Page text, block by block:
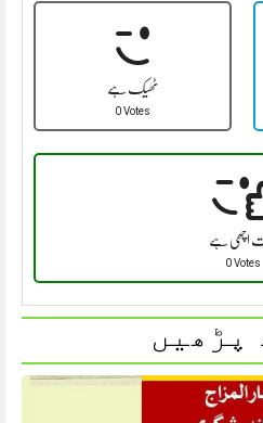
ٹھیک ہے
0 Votes
اچھی ہے
0 Votes
پڑھیں